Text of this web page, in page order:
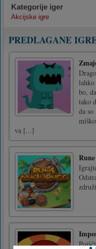
Kategorije iger
Akcijske igre
PREDLAGANE
bo,
tako
da
va [...]